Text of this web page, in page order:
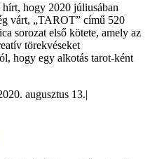
hogy 2020 júliusában
várt, „TAROT” című 520
sorozat első kötete, amely az
törekvéseket
hogy egy alkotás tarot-ként
augusztus 13.|